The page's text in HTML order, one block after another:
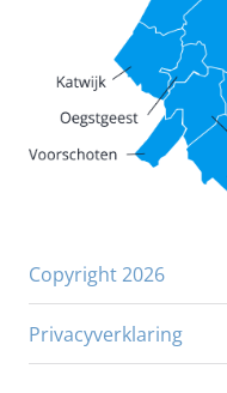
Copyright 2026
Privacyverklaring